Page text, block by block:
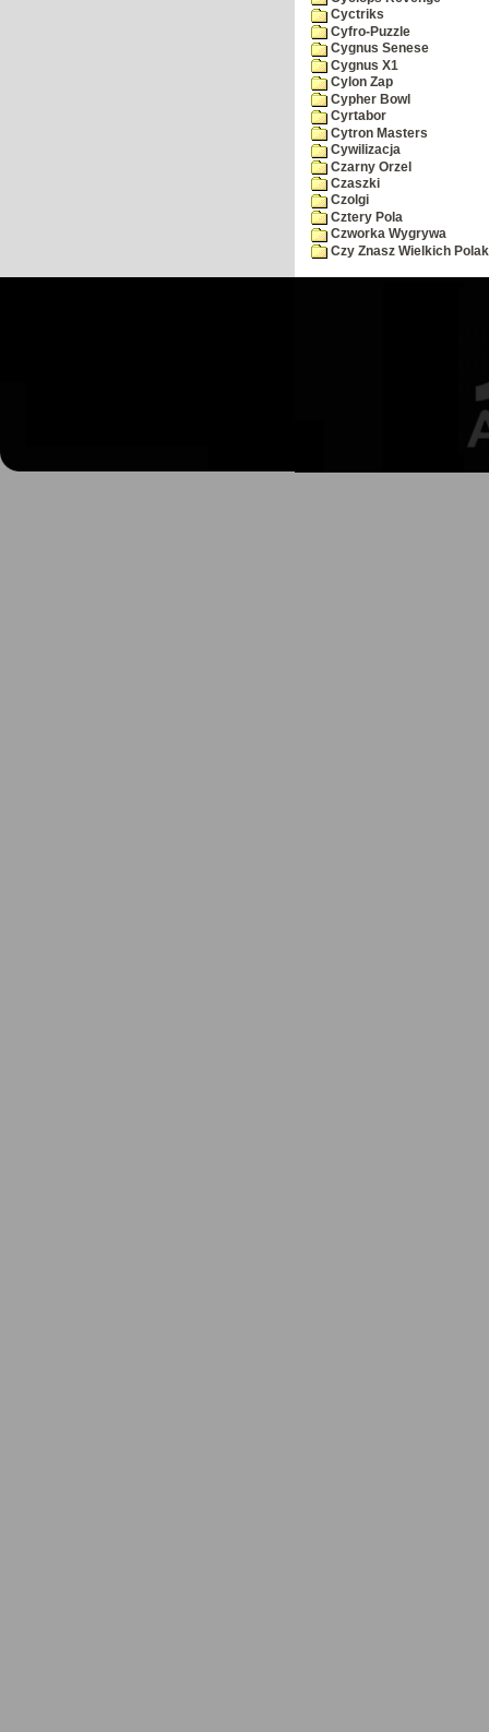
Cyctriks
Cyfro-Puzzle
Cygnus Senese
Cygnus X1
Cylon Zap
Cypher Bowl
Cyrtabor
Cytron Masters
Cywilizacja
Czarny Orzel
Czaszki
Czolgi
Cztery Pola
Czworka Wygrywa
Czy Znasz Wielkich